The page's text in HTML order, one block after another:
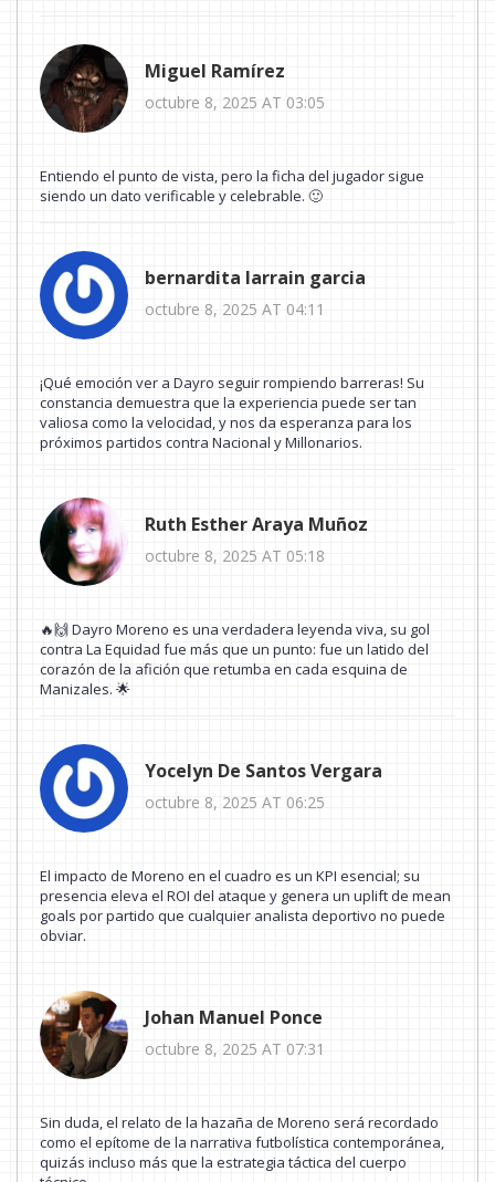
Miguel Ramírez
octubre 8, 2025 AT 03:05
Entiendo el punto de vista, pero la ficha del jugador sigue
siendo un dato verificable y celebrable. 🙂
bernardita larrain garcia
octubre 8, 2025 AT 04:11
¡Qué emoción ver a Dayro seguir rompiendo barreras! Su
constancia demuestra que la experiencia puede ser tan
valiosa como la velocidad, y nos da esperanza para los
próximos partidos contra Nacional y Millonarios.
Ruth Esther Araya Muñoz
octubre 8, 2025 AT 05:18
🔥🙌 Dayro Moreno es una verdadera leyenda viva, su gol
contra La Equidad fue más que un punto: fue un latido del
corazón de la afición que retumba en cada esquina de
Manizales. 🌟
Yocelyn De Santos Vergara
octubre 8, 2025 AT 06:25
El impacto de Moreno en el cuadro es un KPI esencial; su
presencia eleva el ROI del ataque y genera un uplift de mean
goals por partido que cualquier analista deportivo no puede
obviar.
Johan Manuel Ponce
octubre 8, 2025 AT 07:31
Sin duda, el relato de la hazaña de Moreno será recordado
como el epítome de la narrativa futbolística contemporánea,
quizás incluso más que la estrategia táctica del cuerpo